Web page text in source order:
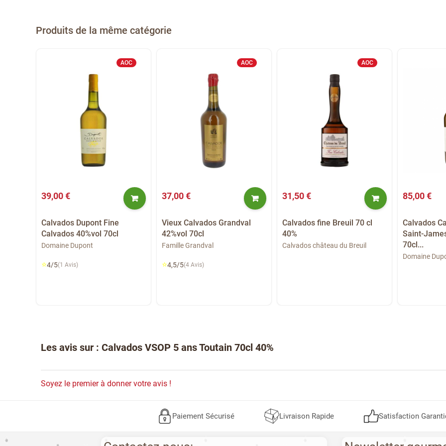
Produits de la même catégorie
AOC
39,00 €
Calvados Dupont Fine
Calvados 40%vol 70cl
Domaine Dupont
⭐4/5(1 Avis)
AOC
37,00 €
Vieux Calvados Grandval
42%vol 70cl
Famille Grandval
⭐4,5/5(4 Avis)
AOC
31,50 €
Calvados fine Breuil 70 cl
40%
Calvados château du Breuil
85,00 €
Calvados
Saint-
70cl...
Domaine
Les avis sur : Calvados VSOP 5 ans Toutain 70cl 40%
Soyez le premier à donner votre avis !
Paiement Sécurisé Livraison Rapide Satisfaction